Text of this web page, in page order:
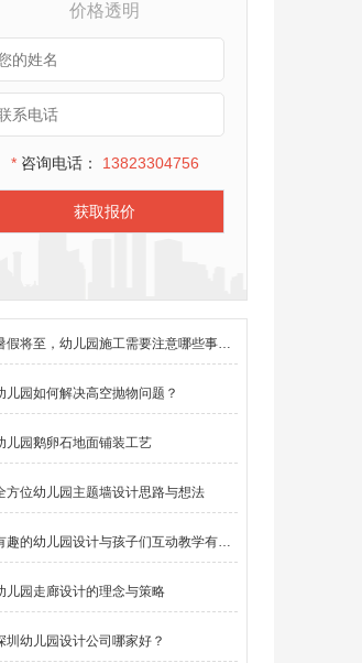
价格透明
*咨询电话： 13823304756
获取报价
假将至，幼儿园施工需要注意哪些事项？
儿园如何解决高空抛物问题？
儿园鹅卵石地面铺装工艺
方位幼儿园主题墙设计思路与想法
趣的幼儿园设计与孩子们互动教学有什么作用？
儿园走廊设计的理念与策略
圳幼儿园设计公司哪家好？